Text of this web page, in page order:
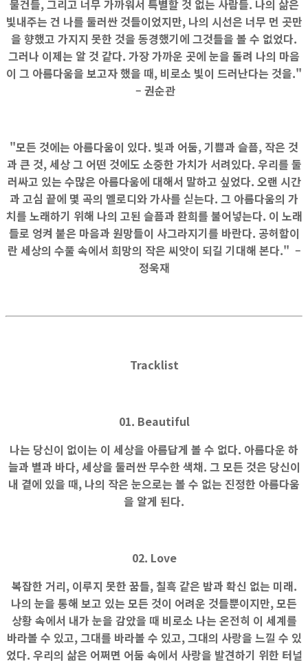
물건들, 그리고 너무 가까워서 특별할 것 없는 사람들. 나의 삶은
빛내주는 건 나를 둘러싼 것들이었지만, 나의 시선은 너무 먼 곳만
을 향했고 가지지 못한 것을 동경했기에 그것들을 볼 수 없었다.
그러나 이제는 알 것 같다. 가장 가까운 곳에 눈을 돌려 나의 마음
이 그 아름다움을 보고자 했을 때, 비로소 빛이 드러난다는 것을."
– 권순관
"모든 것에는 아름다움이 있다. 빛과 어둠, 기쁨과 슬픔, 작은 것
과 큰 것, 세상 그 어떤 것에도 소중한 가치가 서려있다. 우리를 둘
러싸고 있는 수많은 아름다움에 대해서 말하고 싶었다. 오랜 시간
과 고심 끝에 몇 곡의 멜로디와 가사를 싣는다. 그 아름다움의 가
치를 노래하기 위해 나의 고된 슬픔과 환희를 불어넣는다. 이 노래
들로 엉켜 붙은 마음과 원망들이 사그라지기를 바란다. 공허함이
란 세상의 수풀 속에서 희망의 작은 씨앗이 되길 기대해 본다." –
정욱재
Tracklist
01. Beautiful
나는 당신이 없이는 이 세상을 아름답게 볼 수 없다. 아름다운 하
늘과 별과 바다, 세상을 둘러싼 무수한 색채. 그 모든 것은 당신이
내 곁에 있을 때, 나의 작은 눈으로는 볼 수 없는 진정한 아름다움
을 알게 된다.
02. Love
복잡한 거리, 이루지 못한 꿈들, 칠흑 같은 밤과 확신 없는 미래.
나의 눈을 통해 보고 있는 모든 것이 어려운 것들뿐이지만, 모든
상황 속에서 내가 눈을 감았을 때 비로소 나는 온전히 이 세계를
바라볼 수 있고, 그대를 바라볼 수 있고, 그대의 사랑을 느낄 수 있
었다. 우리의 삶은 어쩌면 어둠 속에서 사랑을 발견하기 위한 터널